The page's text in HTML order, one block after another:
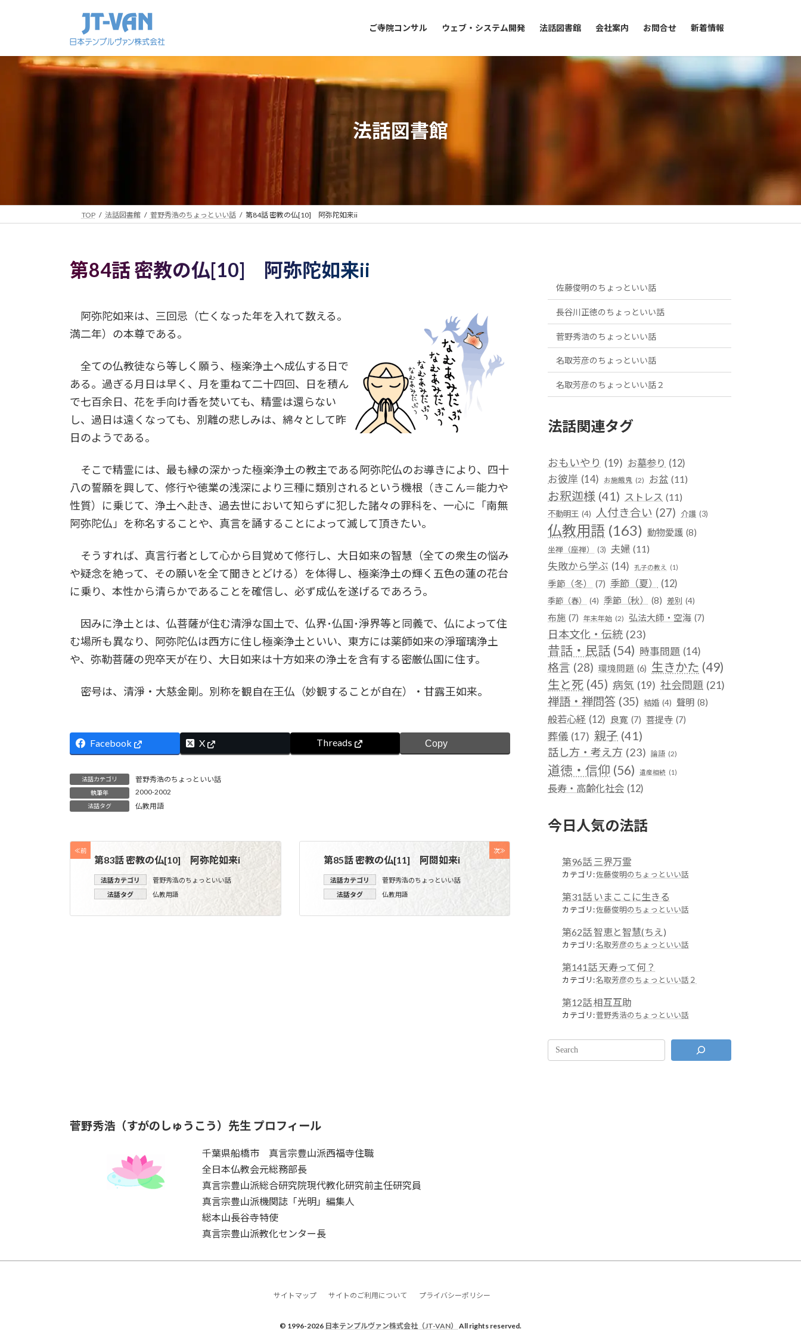
ご寺院コンサル ウェブ・システム開発 法話図書館 会社案内 お問合せ 新着情報
法話図書館
TOP 法話図書館 菅野秀浩のちょっといい話 第84話 密教の仏[10] 阿弥陀如来ii
第84話 密教の仏[10] 阿弥陀如来ii
阿弥陀如来は、三回忌（亡くなった年を入れて数える。
満二年）の本尊である。
全ての仏教徒なら等しく願う、極楽浄土へ成仏する日で
ある。過ぎる月日は早く、月を重ねて二十四回、日を積ん
で七百余日、花を手向け香を焚いても、精霊は還らない
し、過日は遠くなっても、別離の悲しみは、綿々として昨
日のようである。
そこで精霊には、最も縁の深かった極楽浄土の教主である阿弥陀仏のお導きにより、四十
八の誓願を興して、修行や徳業の浅深により三種に類別されるという機根（きこん＝能力や
性質）に乗じて、浄土へ赴き、過去世において知らずに犯した諸々の罪科を、一心に「南無
阿弥陀仏」を称名することや、真言を誦することによって滅して頂きたい。
そうすれば、真言行者として心から目覚めて修行し、大日如来の智慧（全ての衆生の悩み
や疑念を絶って、その願いを全て聞きとどける）を体得し、極楽浄土の輝く五色の蓮の花台
に乗り、本性から清らかであることを確信し、必ず成仏を遂げるであろう。
因みに浄土とは、仏菩薩が住む清淨な国土で、仏界･仏国･淨界等と同義で、仏によって住
む場所も異なり、阿弥陀仏は西方に住し極楽浄土といい、東方には薬師如来の淨瑠璃浄土
や、弥勒菩薩の兜卒天が在り、大日如来は十方如来の浄土を含有する密厳仏国に住す。
密号は、清淨・大慈金剛。別称を観自在王仏（妙観することが自在）・甘露王如来。
Facebook X Threads Copy
法話カテゴリ 菅野秀浩のちょっといい話
執筆年 2000-2002
法話タグ 仏教用語
≪前
第83話 密教の仏[10] 阿弥陀如来i
法話カテゴリ
菅野秀浩のちょっといい話
法話タグ
仏教用語
次≫
第85話 密教の仏[11] 阿閦如来i
法話カテゴリ
菅野秀浩のちょっといい話
法話タグ
仏教用語
佐藤俊明のちょっといい話
長谷川正徳のちょっといい話
菅野秀浩のちょっといい話
名取芳彦のちょっといい話
名取芳彦のちょっといい話２
法話関連タグ
おもいやり (19) お墓参り (12)
お彼岸 (14) お施餓鬼 (2) お盆 (11)
お釈迦様 (41) ストレス (11)
不動明王 (4) 人付き合い (27) 介護 (3)
仏教用語 (163) 動物愛護 (8)
坐禅（座禅） (3) 夫婦 (11)
失敗から学ぶ (14) 孔子の教え (1)
季節（冬） (7) 季節（夏） (12)
季節（春） (4) 季節（秋） (8) 差別 (4)
布施 (7) 年末年始 (2) 弘法大師・空海 (7)
日本文化・伝統 (23)
昔話・民話 (54) 時事問題 (14)
格言 (28) 環境問題 (6) 生きかた (49)
生と死 (45) 病気 (19) 社会問題 (21)
禅語・禅問答 (35) 結婚 (4) 聲明 (8)
般若心経 (12) 良寛 (7) 菩提寺 (7)
葬儀 (17) 親子 (41)
話し方・考え方 (23) 論語 (2)
道徳・信仰 (56) 遺産相続 (1)
長寿・高齢化社会 (12)
今日人気の法話
第96話 三界万霊
カテゴリ:佐藤俊明のちょっといい話
第31話 いまここに生きる
カテゴリ:佐藤俊明のちょっといい話
第62話 智恵と智慧(ちえ)
カテゴリ:名取芳彦のちょっといい話
第141話 天寿って何？
カテゴリ:名取芳彦のちょっといい話２
第12話 相互互助
カテゴリ:菅野秀浩のちょっといい話
菅野秀浩（すがのしゅうこう）先生 プロフィール
千葉県船橋市 真言宗豊山派西福寺住職
全日本仏教会元総務部長
真言宗豊山派総合研究院現代教化研究前主任研究員
真言宗豊山派機関誌「光明」編集人
総本山長谷寺特使
真言宗豊山派教化センター長
サイトマップ サイトのご利用について プライバシーポリシー
© 1996-2026 日本テンプルヴァン株式会社（JT-VAN） All rights reserved.